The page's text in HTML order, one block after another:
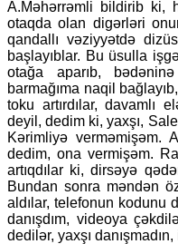
A.Məhərrəmli bildirib ki,
otaqda olan digərləri
qandallı vəziyyətdə
başlayıblar. Bu üsulla
otağa aparıb,
barmağıma naqil
toku artırdılar, davamlı
deyil, dedim ki, yaxşı,
Kərimliyə verməmişəm.
dedim, ona vermişəm.
artıqdılar ki, dirsəyə
Bundan sonra məndən
aldılar, telefonun kodunu
danışdım, videoya
dedilər, yaxşı